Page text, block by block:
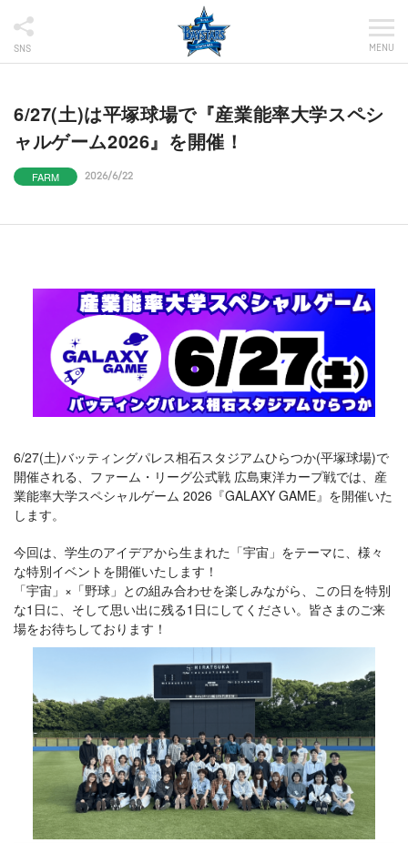
SNS MENU
6/27(土)は平塚球場で『産業能率大学スペシ
ャルゲーム2026』を開催！
FARM 2026/6/22
6/27(土)バッティングパレス相石スタジアムひらつか(平塚球場)で
開催される、ファーム・リーグ公式戦 広島東洋カープ戦では、産
業能率大学スペシャルゲーム 2026『GALAXY GAME』を開催いた
します。
今回は、学生のアイデアから生まれた「宇宙」をテーマに、様々
な特別イベントを開催いたします！
「宇宙」×「野球」との組み合わせを楽しみながら、この日を特別
な1日に、そして思い出に残る1日にしてください。皆さまのご来
場をお待ちしております！